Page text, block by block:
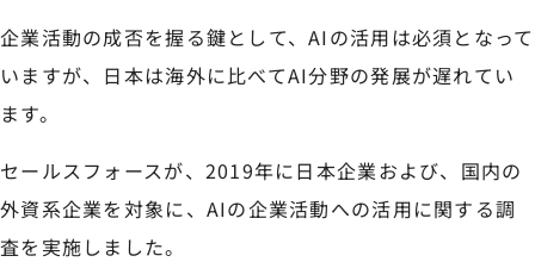
企業活動の成否を握る鍵として、AIの活用は必須となって
いますが、日本は海外に比べてAI分野の発展が遅れてい
ます。
セールスフォースが、2019年に日本企業および、国内の
外資系企業を対象に、AIの企業活動への活用に関する調
査を実施しました。